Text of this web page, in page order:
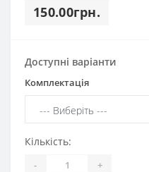
150.00грн.
Доступні варіанти
Комплектація
Кількість:
- +